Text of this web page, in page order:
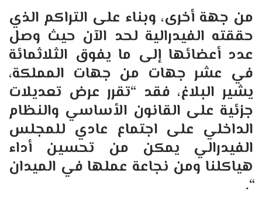
من جهة أخرى، وبناء على التراكم الذي
حققته الفيدرالية لحد الآن حيث وصل
عدد أعضائها إلى ما يفوق الثلاثمائة
في عشر جهات من جهات المملكة،
يشير البلاغ، فقد “تقرر عرض تعديلات
جزئية على القانون الأساسي والنظام
الداخلي على اجتماع عادي للمجلس
الفيدرالي يمكن من تحسين أداء
هياكلنا ومن نجاعة عملها في الميدان
“.